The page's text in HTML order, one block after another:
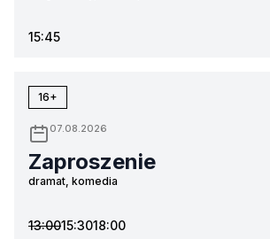
15:45
16+
07.08.2026
Zaproszenie
dramat, komedia
13:0015:3018:00